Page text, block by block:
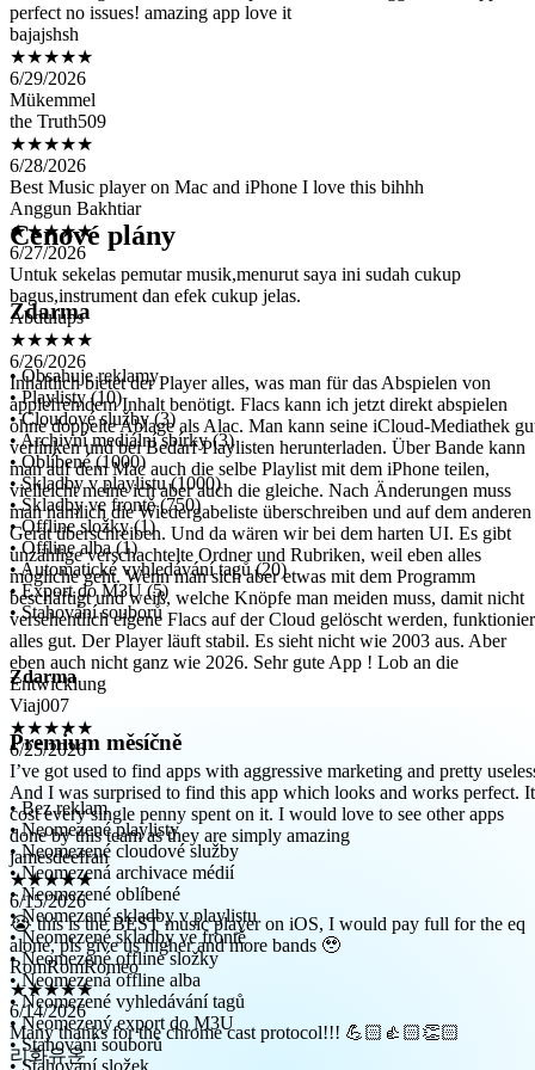
★★★★★
6/29/2026
Mükemmel
the Truth509
★★★★★
6/28/2026
Best Music player on Mac and iPhone I love this bihhh
Anggun Bakhtiar
★★★★★
6/27/2026
Untuk sekelas pemutar musik,menurut saya ini sudah cukup
bagus,instrument dan efek cukup jelas.
Abdulups
★★★★★
6/26/2026
Inhaltlich bietet der Player alles, was man für das Abspielen von
applefremdem Inhalt benötigt. Flacs kann ich jetzt direkt abspielen
ohne doppelte Ablage als Alac. Man kann seine iCloud-Mediathek
verlinken und bei Bedarf Playlisten herunterladen. Über Bande kann
man auf dem Mac auch die selbe Playlist mit dem iPhone teilen,
vielleicht meine ich aber auch die gleiche. Nach Änderungen muss
man nämlich die Wiedergabeliste überschreiben und auf dem anderen
Gerät überschreiben. Und da wären wir bei dem harten UI. Es gibt
unzählige verschachtelte Ordner und Rubriken, weil eben alles
mögliche geht. Wenn man sich aber etwas mit dem Programm
beschäftigt und weiß, welche Knöpfe man meiden muss, damit nicht
versehentlich eigene Flacs auf der Cloud gelöscht werden,
alles gut. Der Player läuft stabil. Es sieht nicht wie 2003 aus. Aber
eben auch nicht ganz wie 2026. Sehr gute App ! Lob an die
Entwicklung
Viaj007
★★★★★
6/25/2026
I’ve got used to find apps with aggressive marketing and pretty
And I was surprised to find this app which looks and works perfect. It
cost every single penny spent on it. I would love to see other apps
done by this team as they are simply amazing
jamesdeefran
★★★★★
6/15/2026
😭 this is the BEST music player on iOS, I would pay full for the eq
alone, pls give us higher and more bands 🥹
RomRomRomeo
★★★★★
6/14/2026
Many thanks for the chrome cast protocol!!! 💪🏻👍🏻👏🏻
리화유온
★★★★★
6/11/2026
Cenové plány
Zdarma
• Obsahuje reklamy
• Playlisty (10)
• Cloudové služby (3)
• Archivní mediální sbírky (3)
• Oblíbené (1000)
• Skladby v playlistu (1000)
• Skladby ve frontě (750)
• Offline složky (1)
• Offline alba (1)
• Automatické vyhledávání tagů (20)
• Export do M3U (5)
• Stahování souborů
Zdarma
Premium měsíčně
• Bez reklam
• Neomezené playlisty
• Neomezené cloudové služby
• Neomezená archivace médií
• Neomezené oblíbené
• Neomezené skladby v playlistu
• Neomezené skladby ve frontě
• Neomezené offline složky
• Neomezená offline alba
• Neomezené vyhledávání tagů
• Neomezený export do M3U
• Stahování souborů
• Stahování složek